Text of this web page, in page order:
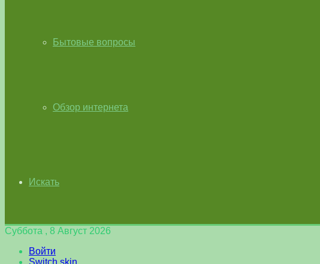
Бытовые вопросы
Обзор интернета
Искать
Суббота , 8 Август 2026
Войти
Switch skin